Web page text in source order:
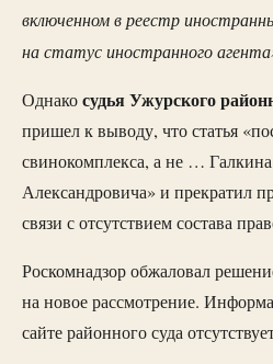
включенном в реестр
на статус иностранного
Однакосудья Ужурского
пришел к выводу, что статья
свинокомплекса, а не …
Александровича» и прекратил
связи с отсутствием состава
Роскомнадзор обжаловал
на новое рассмотрение.
сайте районного суда